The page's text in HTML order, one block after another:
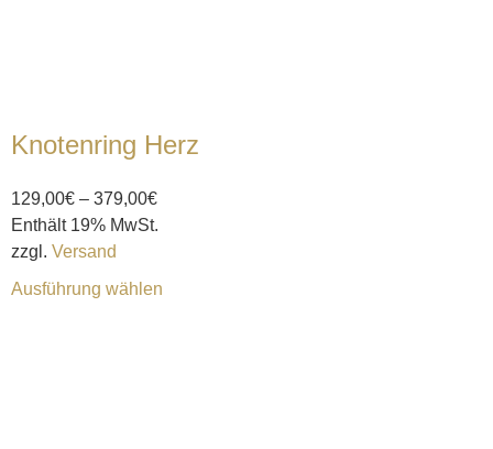
Knotenring Herz
129,00€ – 379,00€
Enthält 19% MwSt.
zzgl. Versand
Ausführung wählen